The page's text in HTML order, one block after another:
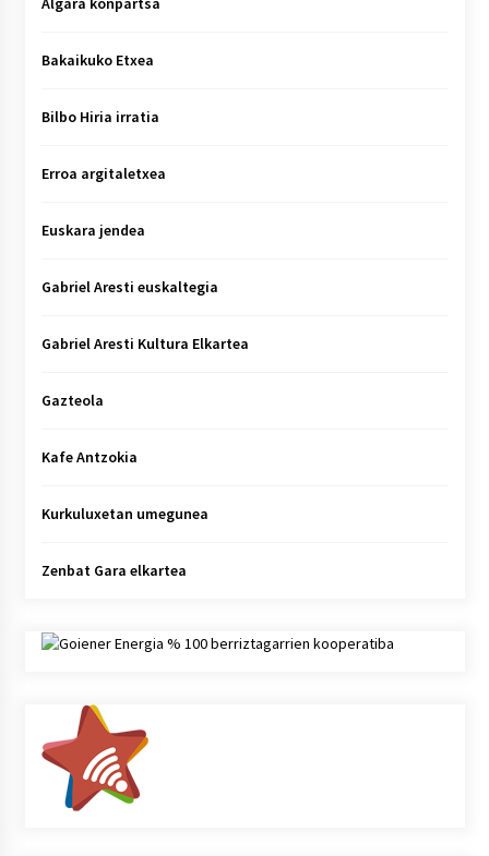
Bakaikuko Etxea
Bilbo Hiria irratia
Erroa argitaletxea
Euskara jendea
Gabriel Aresti euskaltegia
Gabriel Aresti Kultura Elkartea
Gazteola
Kafe Antzokia
Kurkuluxetan umegunea
Zenbat Gara elkartea